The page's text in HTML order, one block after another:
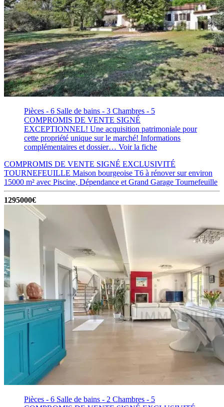
Pièces - 6 Salle de bains - 3 Chambres - 5
COMPROMIS DE VENTE SIGNÉ
EXCEPTIONNEL! Une acquisition patrimoniale pour
cette propriété unique sur le marché! Informations
complémentaires et dossier… Voir la fiche
COMPROMIS DE VENTE SIGNÉ EXCLUSIVITÉ
TOURNEFEUILLE Maison bourgeoise T6 à rénover sur environ
15000 m² avec Piscine, Dépendance et Grand Garage Tournefeuille
1295000€
Pièces - 6 Salle de bains - 2 Chambres - 5